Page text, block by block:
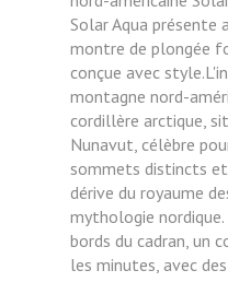
Solar Aqua présente
montre de plongée
conçue avec
montagne nord-
cordillère arctique,
Nunavut, célèbre
sommets distincts
dérive du royaume
mythologie nordique.
bords du cadran, un
les minutes, avec